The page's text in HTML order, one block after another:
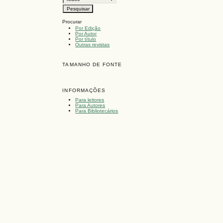
Procurar
Por Edição
Por Autor
Por título
Outras revistas
TAMANHO DE FONTE
INFORMAÇÕES
Para leitores
Para Autores
Para Bibliotecários